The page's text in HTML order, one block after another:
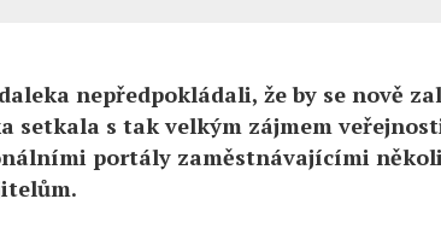
nepředpokládali, že by se nově
setkala s tak velkým zájmem
portály zaměstnávajícími